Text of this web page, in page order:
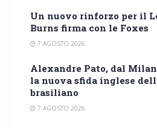
Un nuovo rinforzo per il
Burns firma con le Foxes
7 AGOSTO 2026
Alexandre Pato, dal
la nuova sfida inglese
brasiliano
7 AGOSTO 2026